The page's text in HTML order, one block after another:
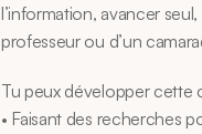
l’information, avancer
professeur ou d’un
Tu peux développer cette
• Faisant des recherches